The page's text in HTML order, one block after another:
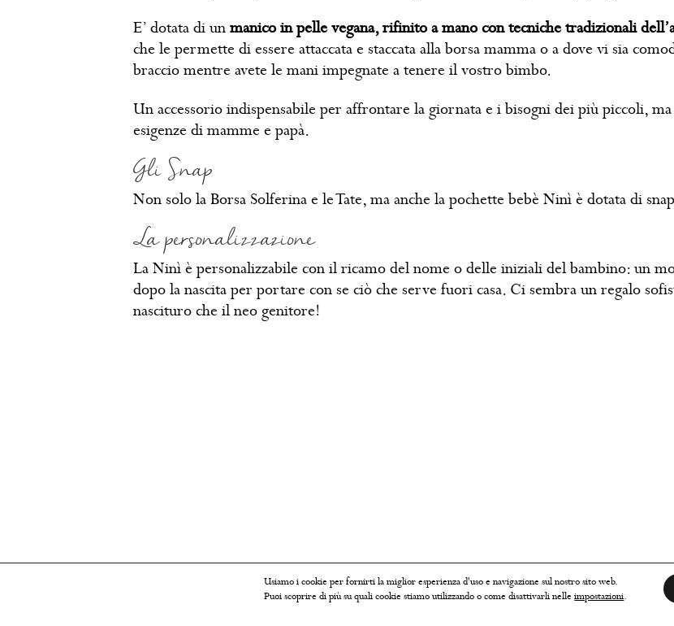
E’ dotata di unmanico in pelle vegana, rifinito a mano con tecniche tradizionali
che le permette di essere attaccata e staccata alla borsa mamma o a dove vi sia
braccio mentre avete le mani impegnate a tenere il vostro bimbo.
Un accessorio indispensabile per affrontare la giornata e i bisogni dei più piccoli,
esigenze di mamme e papà.
Gli Snap
Non solo la Borsa Solferina e le Tate, ma anche la pochette bebè Ninì è dotata di
La personalizzazione
La Ninì è personalizzabile con il ricamo del nome o delle iniziali del bambino: un
dopo la nascita per portare con se ciò che serve fuori casa. Ci sembra un regalo
nascituro che il neo genitore!
Usiamo i cookie per fornirti la miglior esperienza d'uso e navigazione sul nostro sito web.
Puoi scoprire di più su quali cookie stiamo utilizzando o come disattivarli nelleimpostazioni.